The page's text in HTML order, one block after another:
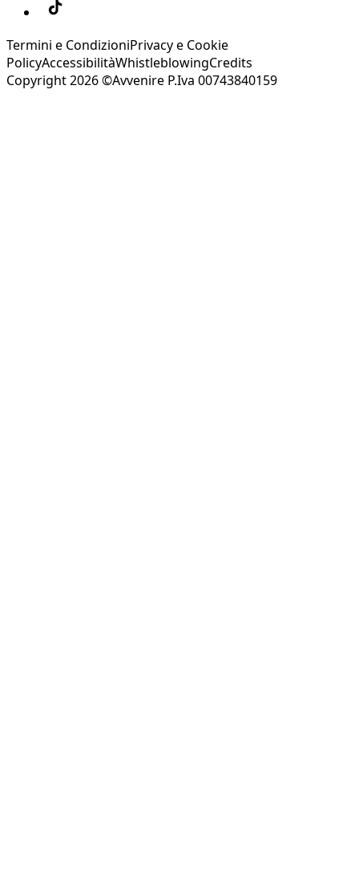
Termini e CondizioniPrivacy e Cookie
PolicyAccessibilitàWhistleblowingCredits
Copyright 2026 ©Avvenire P.Iva 00743840159